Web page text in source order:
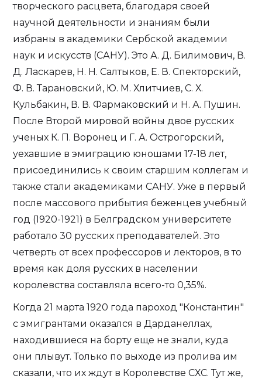
творческого расцвета, благодаря своей
научной деятельности и знаниям были
избраны в академики Сербской академии
наук и искусств (САНУ). Это А. Д. Билимович, В.
Д. Ласкарев, Н. Н. Салтыков, Е. В. Спекторский,
Ф. В. Тарановский, Ю. М. Хлитчиев, С. Х.
Кульбакин, В. В. Фармаковский и Н. А. Пушин.
После Второй мировой войны двое русских
ученых К. П. Воронец и Г. А. Острогорский,
уехавшие в эмиграцию юношами 17-18 лет,
присоединились к своим старшим коллегам и
также стали академиками САНУ. Уже в первый
после массового прибытия беженцев учебный
год (1920-1921) в Белградском университете
работало 30 русских преподавателей. Это
четверть от всех профессоров и лекторов, в то
время как доля русских в населении
королевства составляла всего-то 0,35%.
Когда 21 марта 1920 года пароход "Константин"
с эмигрантами оказался в Дарданеллах,
находившиеся на борту еще не знали, куда
они плывут. Только по выходе из пролива им
сказали, что их ждут в Королевстве СХС. Тут же,